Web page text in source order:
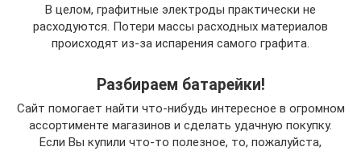
В целом, графитные электроды практически не
расходуются. Потери массы расходных материалов
происходят из-за испарения самого графита.
Разбираем батарейки!
Сайт помогает найти что-нибудь интересное в огромном
ассортименте магазинов и сделать удачную покупку.
Если Вы купили что-то полезное, то, пожалуйста,